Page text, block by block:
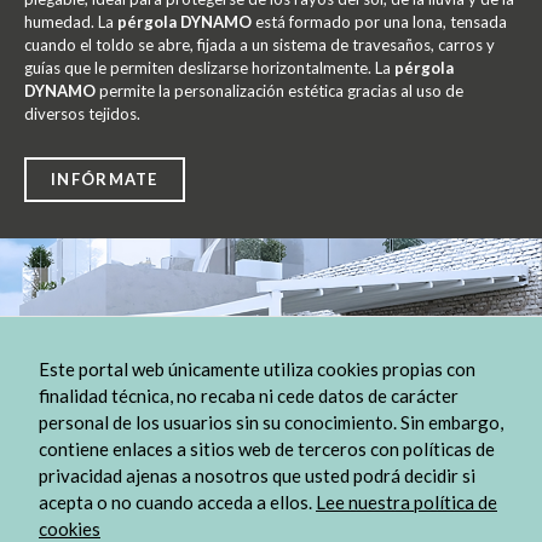
humedad. La pérgola DYNAMOestá formado por una lona, tensada
cuando el toldo se abre, fijada a un sistema de travesaños, carros y
guías que le permiten deslizarse horizontalmente. La pérgola
DYNAMOpermite la personalización estética gracias al uso de
diversos tejidos.
INFÓRMATE
Este portal web únicamente utiliza cookies propias con
finalidad técnica, no recaba ni cede datos de carácter
personal de los usuarios sin su conocimiento. Sin embargo,
contiene enlaces a sitios web de terceros con políticas de
privacidad ajenas a nosotros que usted podrá decidir si
acepta o no cuando acceda a ellos. Lee nuestra política de
cookies
Necesarias
Estas
cookies no
opcionales.
necesarias
para que
funcione la
web.